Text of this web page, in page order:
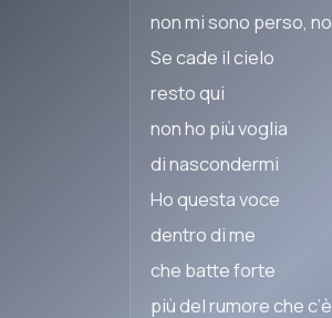
non mi sono perso, no
Se cade il cielo
resto qui
non ho più voglia
di nascondermi
Ho questa voce
dentro di me
che batte forte
più del rumore che c’è